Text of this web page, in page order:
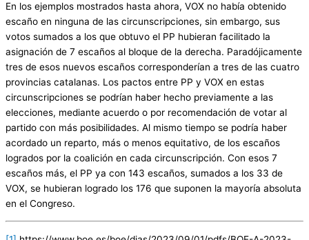
En los ejemplos mostrados hasta ahora, VOX no había obtenido
escaño en ninguna de las circunscripciones, sin embargo, sus
votos sumados a los que obtuvo el PP hubieran facilitado la
asignación de 7 escaños al bloque de la derecha. Paradójicamente
tres de esos nuevos escaños corresponderían a tres de las cuatro
provincias catalanas. Los pactos entre PP y VOX en estas
circunscripciones se podrían haber hecho previamente a las
elecciones, mediante acuerdo o por recomendación de votar al
partido con más posibilidades. Al mismo tiempo se podría haber
acordado un reparto, más o menos equitativo, de los escaños
logrados por la coalición en cada circunscripción. Con esos 7
escaños más, el PP ya con 143 escaños, sumados a los 33 de
VOX, se hubieran logrado los 176 que suponen la mayoría absoluta
en el Congreso.